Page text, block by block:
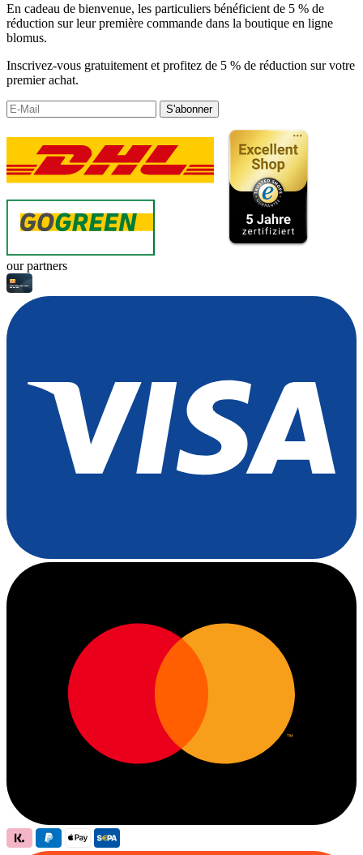
En cadeau de bienvenue, les particuliers bénéficient de 5 % de
réduction sur leur première commande dans la boutique en ligne
blomus.
Inscrivez-vous gratuitement et profitez de 5 % de réduction sur votre
premier achat.
S'abonner
our partners